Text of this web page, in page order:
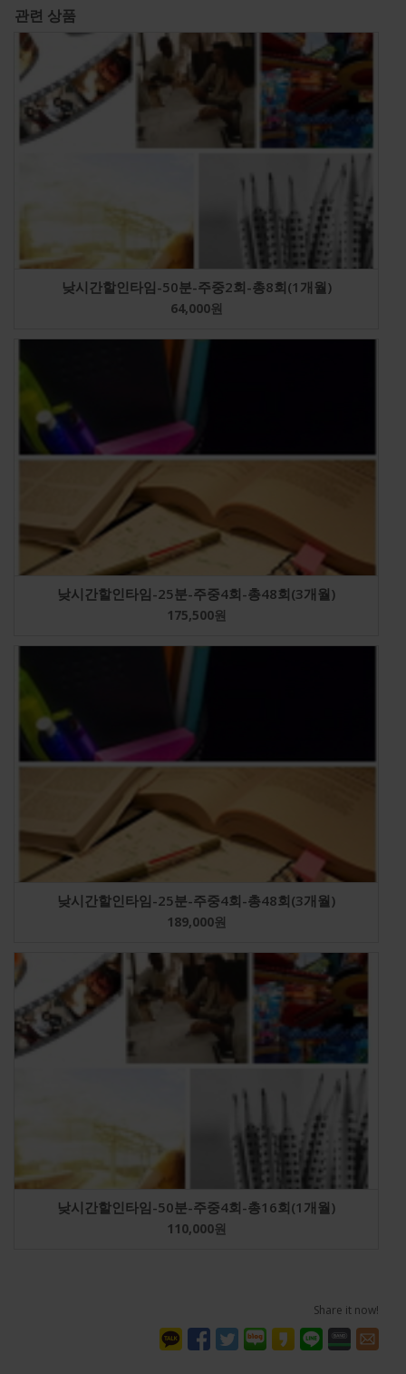
관련 상품
낮시간할인타임-50분-주중2회-총8회(1개월)
64,000원
낮시간할인타임-25분-주중4회-총48회(3개월)
175,500원
낮시간할인타임-25분-주중4회-총48회(3개월)
189,000원
낮시간할인타임-50분-주중4회-총16회(1개월)
110,000원
Share it now!